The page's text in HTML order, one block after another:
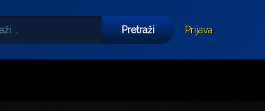
Prijava